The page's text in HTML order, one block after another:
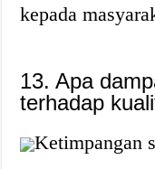
kepada
13. Apa
terhadap
Ketimpangan